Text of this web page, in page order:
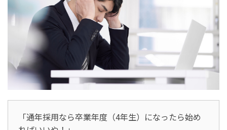
「通年採用なら卒業年度（4年生）になったら始め